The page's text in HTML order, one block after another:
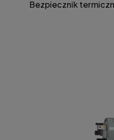
Bezpiecznik